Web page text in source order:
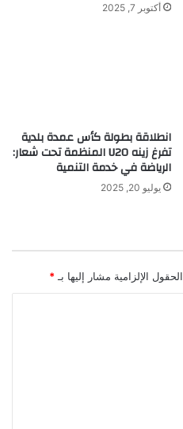
أكتوبر 7, 2025
انطلاقة بطولة كأس عمدة بلدية
تفرغ زينه U20 المنظمة تحت شعار:
الرياضة في خدمة التنمية
يوليو 20, 2025
الحقول الإلزامية مشار إليها بـ *